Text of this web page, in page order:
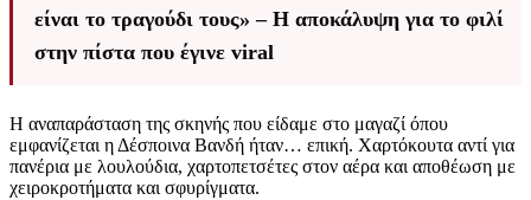
είναι το τραγούδι τους» – Η αποκάλυψη για το φιλί
στην πίστα που έγινε viral
Η αναπαράσταση της σκηνής που είδαμε στο μαγαζί όπου
εμφανίζεται η Δέσποινα Βανδή ήταν… επική. Χαρτόκουτα αντί για
πανέρια με λουλούδια, χαρτοπετσέτες στον αέρα και αποθέωση με
χειροκροτήματα και σφυρίγματα.